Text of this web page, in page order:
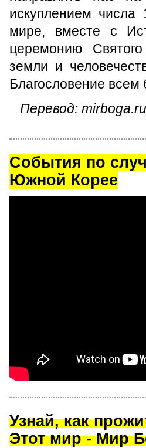
искуплением
мире, вместе с
церемонию
земли и
Благословение
Перевод: mirboga.ru
Cобытия по
Южной Корее
Узнай, как
Этот мир - Мир